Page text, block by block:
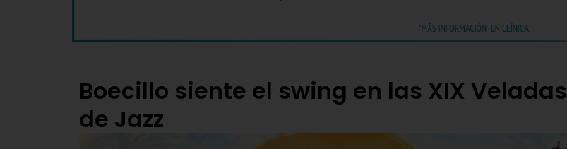
Boecillo siente el swing en las XIX Veladas
de Jazz